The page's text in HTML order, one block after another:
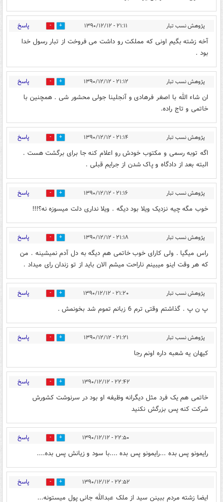
پژوهش نسب تبار ۲۱:۱۱ - ۱۳۹۰/۱۲/۱۲ 0 پاسخ
آخه زشته بگیم اونی که مملکت رو داشت می فروخت از تبار رسول خدا
بود .
پژوهش نسب تبار ۲۱:۱۲ - ۱۳۹۰/۱۲/۱۲ 0 پاسخ
ان شاء الله با اصغر فرهادی و آنجلینا جولی محشور شی . همچنین با
خاتمی و تاج راده.
پژوهش نسب تبار ۲۱:۱۴ - ۱۳۹۰/۱۲/۱۲ 0 پاسخ
اگه توبه رسمی و مکتوب خودش رو اعلام کنه جا برای برگشت هست .
البته بعد از دادگاه و پاک شدن از جرایم قبلی .
پژوهش نسب تبار ۲۱:۱۶ - ۱۳۹۰/۱۲/۱۲ 0 پاسخ
خوب مگه چیه نزدیک ویلا بود دیگه . ویلا نداری دلت میسوزه نه؟!!!
پژوهش نسب تبار ۲۱:۱۸ - ۱۳۹۰/۱۲/۱۲ 0 پاسخ
راس میگیا . ولی کارای خوب خاتمی هم دیگه به دل آدم نمیشینه . من
که هر وقت اینو میبینم ناراحت میشم الان باید از تو زندان رای میداد .
پژوهش نسب تبار ۲۱:۲۰ - ۱۳۹۰/۱۲/۱۲ 0 پاسخ
پ ن پ . گذاشتم وقتی ترم 6 زبانم تموم شد بخونمش .
پژوهش نسب تبار ۲۱:۲۱ - ۱۳۹۰/۱۲/۱۲ 0 پاسخ
کیهان یه شعبه داره اونم رجا
۲۲:۴۲ - ۱۳۹۰/۱۲/۱۲ 0 پاسخ
خاتمی هم یک فرد مثل دیگرانه وظیفه او بود در سرنوشت کشورش
شرکت کنه پس بزرگش نکنید
۲۲:۵۰ - ۱۳۹۰/۱۲/۱۲ 0 پاسخ
رایمونو پس بده ...رایمونو پس بده ....با سود و زیانش پس بده....
۲۲:۵۲ - ۱۳۹۰/۱۲/۱۲ 0 پاسخ
ایضا زشته مردم ببینن سید از ملک عبدالله جانی پول میستونه...